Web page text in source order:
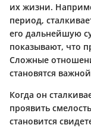
их жизни.
период,
его дальнейшую
показывают, что
Сложные
становятся
Когда он
проявить
становится